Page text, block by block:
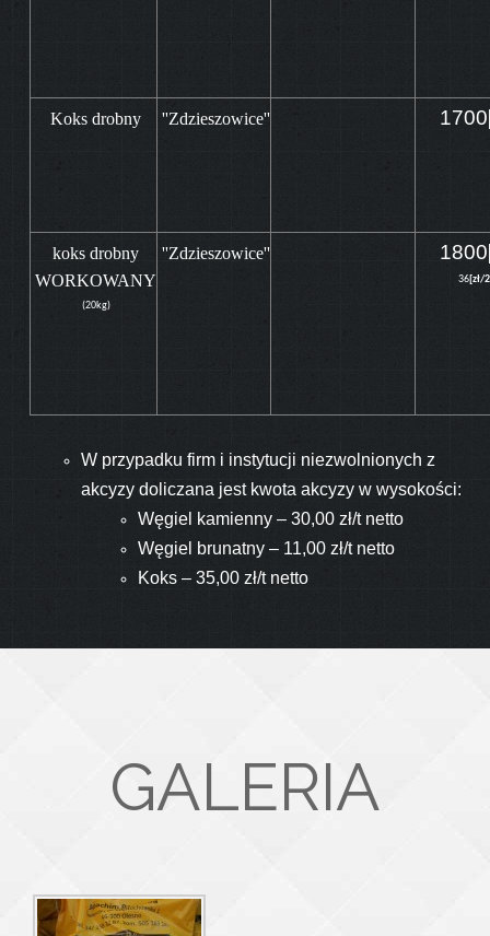
Koks drobny ''Zdzieszowice'' 1700
koks drobny
WORKOWANY
(20kg)
''Zdzieszowice'' 1800
36[zł/
W przypadku firm i instytucji niezwolnionych z
akcyzy doliczana jest kwota akcyzy w wysokości:
Węgiel kamienny – 30,00 zł/t netto
Węgiel brunatny – 11,00 zł/t netto
Koks – 35,00 zł/t netto
GALERIA